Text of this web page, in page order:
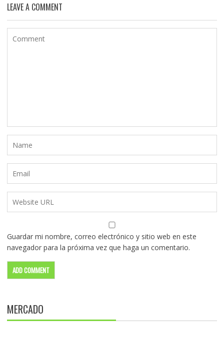
LEAVE A COMMENT
Guardar mi nombre, correo electrónico y sitio web en este
navegador para la próxima vez que haga un comentario.
MERCADO